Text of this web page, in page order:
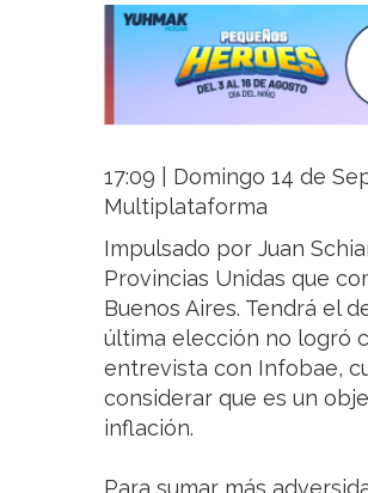
17:09 | Domingo 14 de
Multiplataforma
Impulsado por Juan
Provincias Unidas que
Buenos Aires. Tendrá el
última elección no logró
entrevista con Infobae,
considerar que es un
inflación.
Para sumar más